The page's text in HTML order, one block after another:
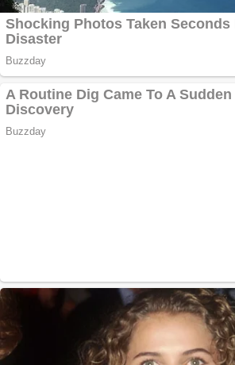
profesionala
Vând sticlă cu vin din
1958 Murfatlar